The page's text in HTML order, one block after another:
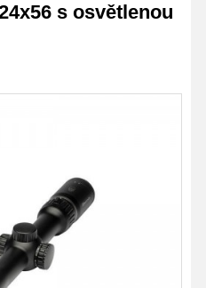
s osvětlenou